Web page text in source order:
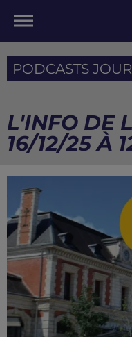
PODCASTS
L'INFO DE
16/12/25 À